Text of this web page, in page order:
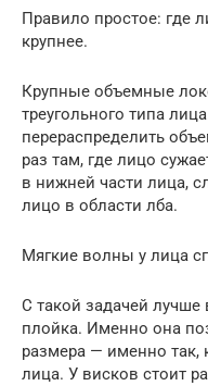
Правило простое: где
крупнее.
Крупные объемные
треугольного типа
перераспределить
раз там, где лицо
в нижней части лица,
лицо в области лба.
Мягкие волны у лица
С такой задачей лучше
плойка. Именно она
размера — именно так,
лица. У висков стоит